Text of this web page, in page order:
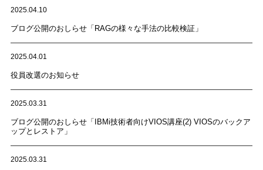
2025.04.10
ブログ公開のおしらせ「RAGの様々な手法の比較検証」
2025.04.01
役員改選のお知らせ
2025.03.31
ブログ公開のおしらせ「IBMi技術者向けVIOS講座(2) VIOSのバックア
ップとレストア」
2025.03.31